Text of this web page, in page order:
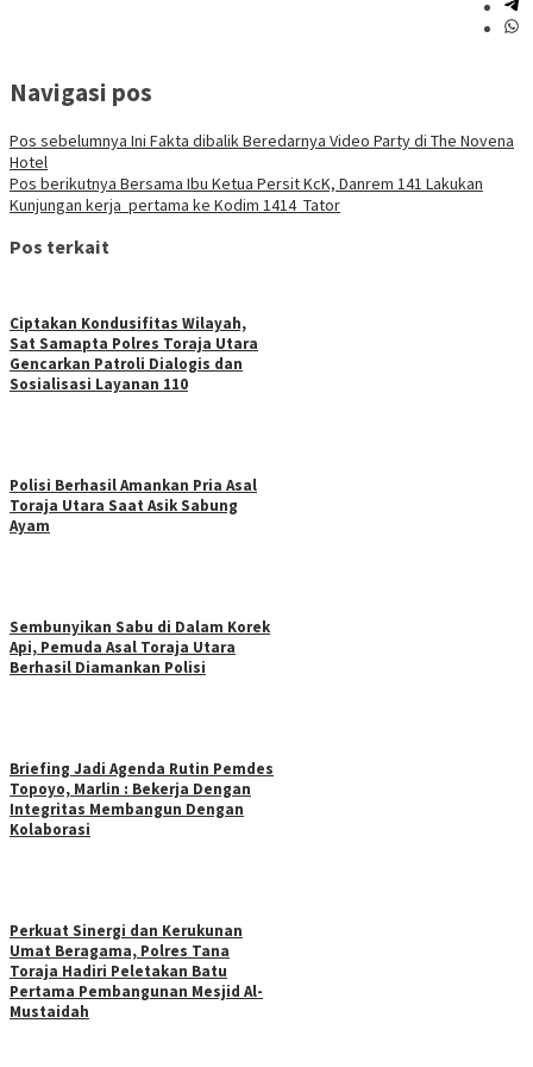
Navigasi pos
Pos sebelumnya Ini Fakta dibalik Beredarnya Video Party di The Novena
Hotel
Pos berikutnya Bersama Ibu Ketua Persit KcK, Danrem 141 Lakukan
Kunjungan kerja pertama ke Kodim 1414 Tator
Pos terkait
Ciptakan Kondusifitas Wilayah,
Sat Samapta Polres Toraja Utara
Gencarkan Patroli Dialogis dan
Sosialisasi Layanan 110
Polisi Berhasil Amankan Pria Asal
Toraja Utara Saat Asik Sabung
Ayam
Sembunyikan Sabu di Dalam Korek
Api, Pemuda Asal Toraja Utara
Berhasil Diamankan Polisi
Briefing Jadi Agenda Rutin Pemdes
Topoyo, Marlin : Bekerja Dengan
Integritas Membangun Dengan
Kolaborasi
Perkuat Sinergi dan Kerukunan
Umat Beragama, Polres Tana
Toraja Hadiri Peletakan Batu
Pertama Pembangunan Mesjid Al-
Mustaidah